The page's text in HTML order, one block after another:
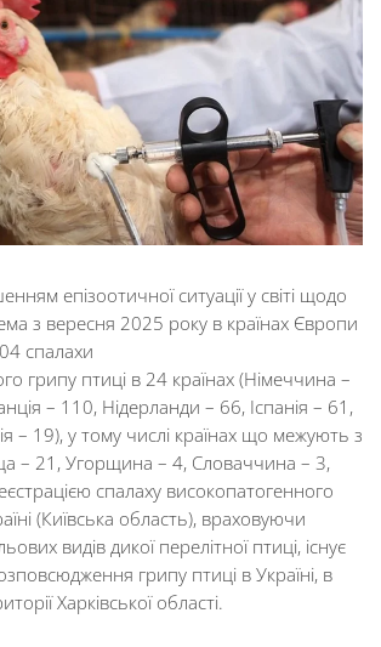
епізоотичної ситуації у світі щодо
з вересня 2025 року в країнах Європи
спалахи
грипу птиці в 24 країнах (Німеччина –
– 110, Нідерланди – 66, Іспанія – 61,
– 19), у тому числі країнах що межують з
– 21, Угорщина – 4, Словаччина – 3,
спалаху високопатогенного
(Київська область), враховуючи
видів дикої перелітної птиці, існує
грипу птиці в Україні, в
Харківської області.